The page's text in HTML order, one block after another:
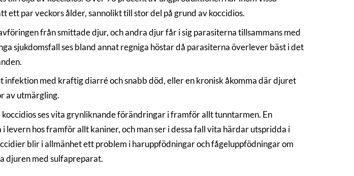
ett par veckors ålder, sannolikt till stor del på grund av koccidios.
från smittade djur, och andra djur får i sig parasiterna tillsammans med
sjukdomsfall ses bland annat regniga höstar då parasiterna överlever bäst i det
infektion med kraftig diarré och snabb död, eller en kronisk åkomma där djuret
av utmärgling.
ses vita grynliknande förändringar i framför allt tunntarmen. En
hos framför allt kaniner, och man ser i dessa fall vita härdar utspridda i
blir i allmänhet ett problem i haruppfödningar och fågeluppfödningar om
djuren med sulfapreparat.